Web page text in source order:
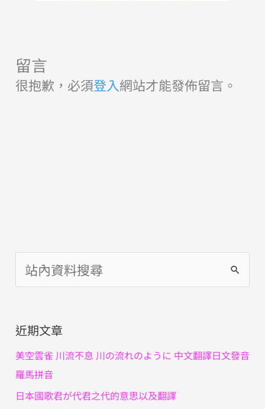
留言
很抱歉，必須登入網站才能發佈留言。
尋
鍵
字
:
近期文章
美空雲雀 川流不息 川の流れのように 中文翻譯日文發音
羅馬拼音
日本國歌君が代君之代的意思以及翻譯